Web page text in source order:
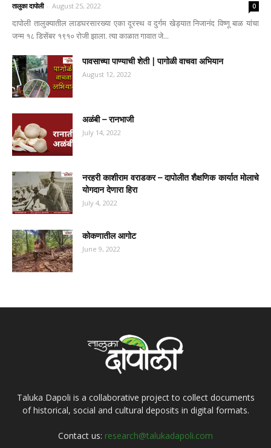
तालुका दापोली - August 25, 2022 0
दापोली तालुक्यातील लाडघरसारख्या एका दूरस्थ व दुर्गम खेड्यात निजानंद विष्णू बाळ यांचा
जन्म १८ डिसेंबर १९१० रोजी झाला. त्या काळात गावात जे...
पावसाच्या पाण्याची शेती | पागोळी वाचवा अभियान
August 12, 2022
अळंबी – रानभाजी
July 14, 2022
नरहरी काशीराम वराडकर – दापोलीत शैक्षणिक कार्यात मोलाचे
योगदान देणारा हिरा
July 4, 2022
कोकणातील आगोट
June 9, 2022
Taluka Dapoli is a collaborative project to collect documents
of historical, social and cultural deposits in digital formats.
Contact us: research@talukadapoli.com